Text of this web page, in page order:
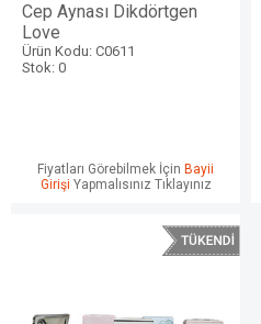
Cep Aynası Dikdörtgen
Love
Ürün Kodu: C0611
Stok: 0
Fiyatları Görebilmek İçin Bayii
Girişi Yapmalısınız Tıklayınız